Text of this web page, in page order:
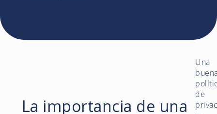
La importancia de una
Una
de